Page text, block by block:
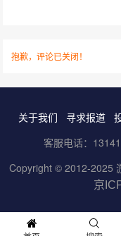
抱歉，评论已关闭！
关于我们 寻求报道
客服电话：
Copyright © 2012-2025
京